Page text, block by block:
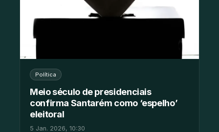
Política
Meio século de presidenciais
confirma Santarém como ‘espelho’
eleitoral
5 Jan. 2026, 10:30